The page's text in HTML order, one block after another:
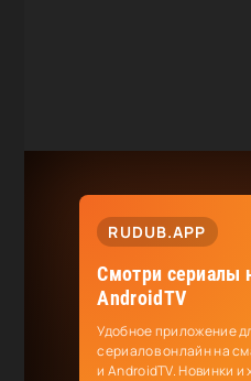
RUDUB.APP
Смотри сериалы
AndroidTV
Удобное приложение
сериалов онлайн на
и AndroidTV. Новинки и